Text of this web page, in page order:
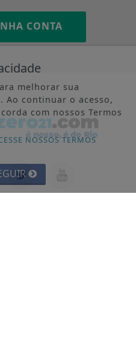
CONTA
melhorar sua
Ao continuar o acesso,
com nossos Termos
NOSSOS TERMOS